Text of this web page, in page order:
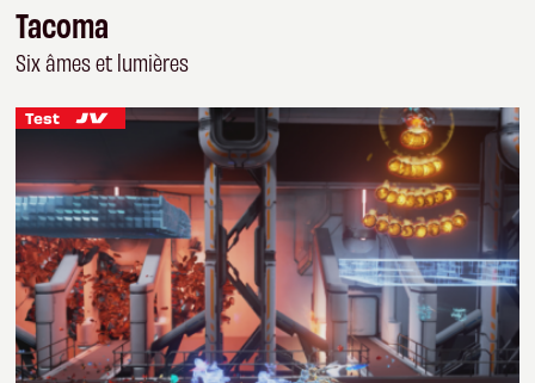
Tacoma
Six âmes et lumières
Test